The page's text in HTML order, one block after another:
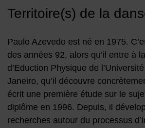
Territoire(s) de la
Paulo Azevedo est né en 1975.
des années 92, alors qu’il entre à
d’Eduction Physique de
Janeiro, qu’il découvre
écrit une première étude sur le
diplôme en 1996. Depuis, il
recherches autour du processus